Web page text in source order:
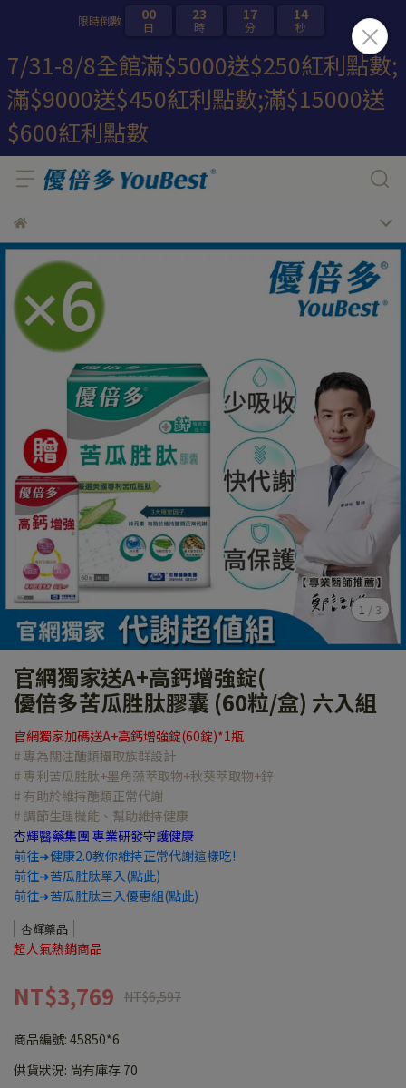
限時倒數 00
日
23
時
17
分
12
秒
7/31-8/8全館滿$5000送$250紅利點數;
滿$9000送$450紅利點數;滿$15000送
$600紅利點數
1 / 3
官網獨家送A+高鈣增強錠(
優倍多苦瓜胜肽膠囊 (60粒/盒) 六入組
官網獨家加碼送A+高鈣增強錠(60錠)*1瓶
# 專為關注醣類攝取族群設計
# 專利苦瓜胜肽+墨角藻萃取物+秋葵萃取物+鋅
# 有助於維持醣類正常代謝
# 調節生理機能、幫助維持健康
杏輝醫藥集團 專業研發守護健康
前往➜健康2.0教你維持正常代謝這樣吃!
前往➜苦瓜胜肽單入(點此)
前往➜苦瓜胜肽三入優惠組(點此)
杏輝藥品
超人氣熱銷商品
NT$3,769 NT$6,597
商品編號: 45850*6
供貨狀況: 尚有庫存 70